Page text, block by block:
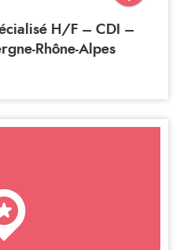
H/F – CDI –
Rhône-Alpes